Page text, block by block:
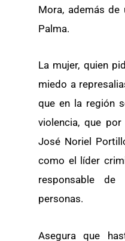
Mora, además
Palma.
La mujer, quien
miedo a
que en la región
violencia, que
José Noriel
como el líder
responsable
personas.
Asegura que